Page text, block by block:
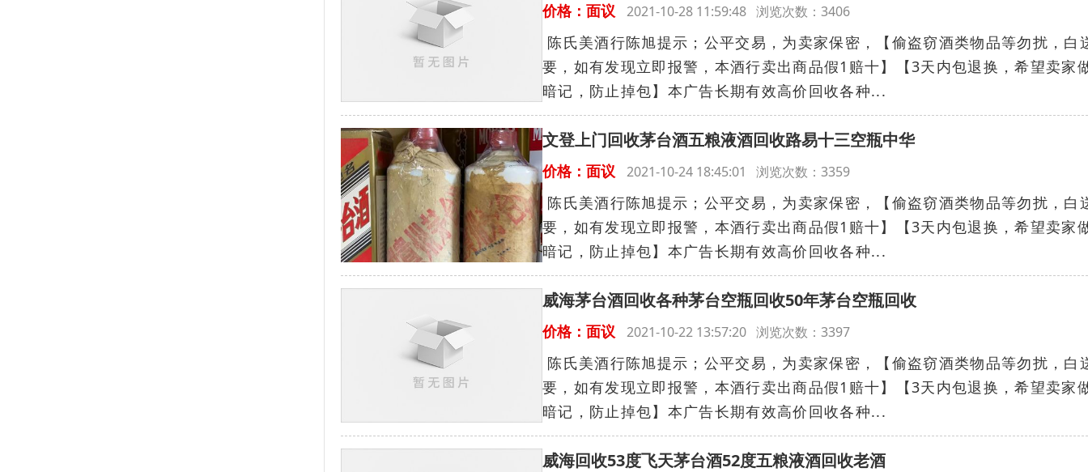
价格：面议 2021-10-28 11:59:48 浏览次数：3406
陈氏美酒行陈旭提示；公平交易，为卖家保密，【偷盗窃酒类物品等勿扰，白
要，如有发现立即报警，本酒行卖出商品假1赔十】【3天内包退换，希望卖家
暗记，防止掉包】本广告长期有效高价回收各种...
文登上门回收茅台酒五粮液酒回收路易十三空瓶中华
价格：面议 2021-10-24 18:45:01 浏览次数：3359
陈氏美酒行陈旭提示；公平交易，为卖家保密，【偷盗窃酒类物品等勿扰，白
要，如有发现立即报警，本酒行卖出商品假1赔十】【3天内包退换，希望卖家
暗记，防止掉包】本广告长期有效高价回收各种...
威海茅台酒回收各种茅台空瓶回收50年茅台空瓶回收
价格：面议 2021-10-22 13:57:20 浏览次数：3397
陈氏美酒行陈旭提示；公平交易，为卖家保密，【偷盗窃酒类物品等勿扰，白
要，如有发现立即报警，本酒行卖出商品假1赔十】【3天内包退换，希望卖家
暗记，防止掉包】本广告长期有效高价回收各种...
威海回收53度飞天茅台酒52度五粮液酒回收老酒